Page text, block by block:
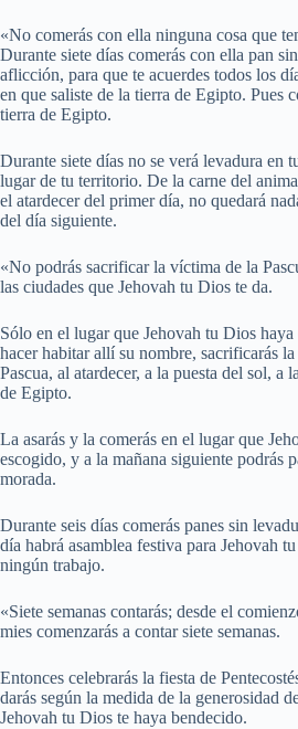
«No comerás con ella ninguna cosa que
Durante siete días comerás con ella pan
aflicción, para que te acuerdes todos los
en que saliste de la tierra de Egipto. Pues
tierra de Egipto.
Durante siete días no se verá levadura en
lugar de tu territorio. De la carne del
el atardecer del primer día, no quedará
del día siguiente.
«No podrás sacrificar la víctima de la
las ciudades que Jehovah tu Dios te da.
Sólo en el lugar que Jehovah tu Dios haya
hacer habitar allí su nombre, sacrificarás
Pascua, al atardecer, a la puesta del sol, a
de Egipto.
La asarás y la comerás en el lugar que
escogido, y a la mañana siguiente podrás
morada.
Durante seis días comerás panes sin
día habrá asamblea festiva para Jehovah
ningún trabajo.
«Siete semanas contarás; desde el
mies comenzarás a contar siete semanas.
Entonces celebrarás la fiesta de
darás según la medida de la generosidad
Jehovah tu Dios te haya bendecido.